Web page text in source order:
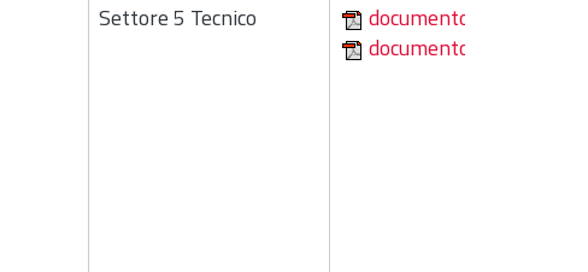
Settore 5 Tecnico
documento
documento